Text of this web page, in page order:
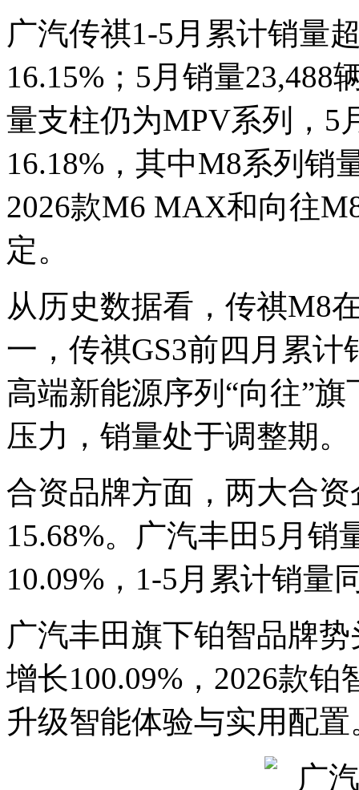
广汽传祺1-5月累计销量
16.15%；5月销量23,488
量支柱仍为MPV系列，5
16.18%，其中M8系列销
2026款M6 MAX和向往
定。
从历史数据看，传祺M8
一，传祺GS3前四月累
高端新能源序列“向往”
压力，销量处于调整期。
合资品牌方面，两大合
15.68%。广汽丰田5月销
10.09%，1-5月累计销量
广汽丰田旗下铂智品牌
增长100.09%，2026款
升级智能体验与实用配置